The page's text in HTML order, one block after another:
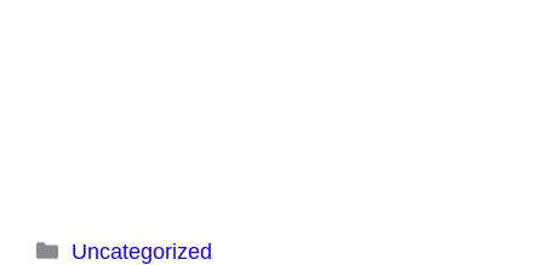
Categories
Uncategorized